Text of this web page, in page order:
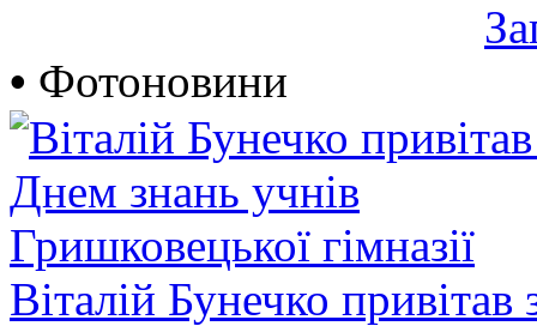
• Фотоновини
Віталій Бунечко